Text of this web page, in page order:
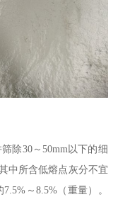
除30～50mm以下的细
中所含低熔点灰分不宜
～8.5%（重量）。